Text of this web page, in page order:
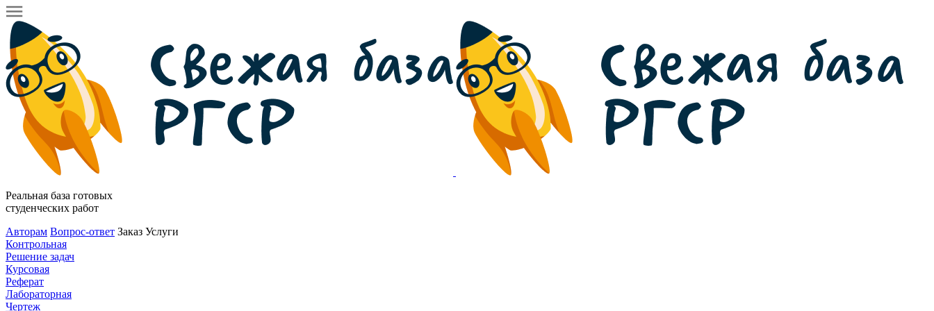
Реальная база готовых
студенческих работ
Авторам Вопрос-ответ Заказ Услуги
Контрольная
Решение задач
Курсовая
Реферат
Лабораторная
Чертеж